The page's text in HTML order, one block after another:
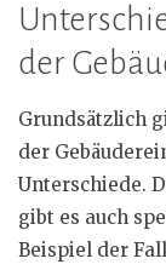
der
Grundsätzlich
der
Unterschiede.
gibt es auch
Beispiel der